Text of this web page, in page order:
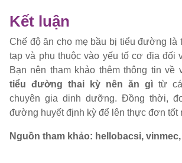
Kết luận
Chế độ ăn cho mẹ bầu bị tiểu đường
tạp và phụ thuộc vào yếu tố cơ địa đối
Bạn nên tham khảo thêm thông tin về
tiểu đường thai kỳ nên ăn gì từ
chuyên gia dinh dưỡng. Đồng thời,
đường huyết định kỳ để lên thực đơn tốt
Nguồn tham khảo: hellobacsi,